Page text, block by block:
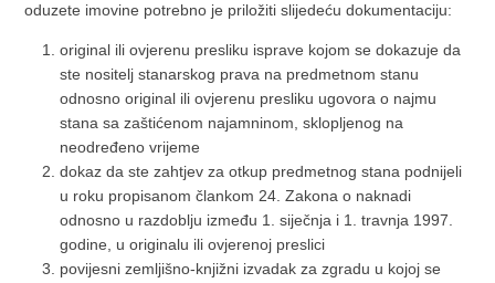
oduzete imovine potrebno je priložiti slijedeću dokumentaciju:
original ili ovjerenu presliku isprave kojom se dokazuje da
ste nositelj stanarskog prava na predmetnom stanu
odnosno original ili ovjerenu presliku ugovora o najmu
stana sa zaštićenom najamninom, sklopljenog na
neodređeno vrijeme
dokaz da ste zahtjev za otkup predmetnog stana podnijeli
u roku propisanom člankom 24. Zakona o naknadi
odnosno u razdoblju između 1. siječnja i 1. travnja 1997.
godine, u originalu ili ovjerenoj preslici
povijesni zemljišno-knjižni izvadak za zgradu u kojoj se